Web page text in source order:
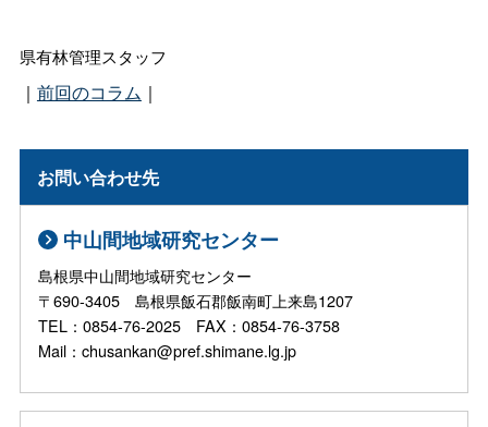
県有林管理スタッフ
｜ 前回のコラム ｜
お問い合わせ先
中山間地域研究センター
島根県中山間地域研究センター
〒690-3405 島根県飯石郡飯南町上来島1207
TEL：0854-76-2025 FAX：0854-76-3758
Mail：chusankan@pref.shimane.lg.jp